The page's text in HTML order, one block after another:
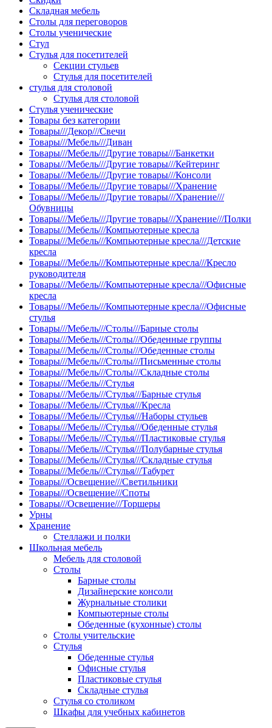
Складная мебель
Столы для переговоров
Столы ученические
Стул
Стулья для посетителей
Секции стульев
Стулья для посетителей
стулья для столовой
Стулья для столовой
Стулья ученические
Товары без категории
Товары///Декор///Свечи
Товары///Мебель///Диван
Товары///Мебель///Другие товары///Банкетки
Товары///Мебель///Другие товары///Кейтеринг
Товары///Мебель///Другие товары///Консоли
Товары///Мебель///Другие товары///Хранение
Товары///Мебель///Другие товары///Хранение///
Обувницы
Товары///Мебель///Другие товары///Хранение///Полки
Товары///Мебель///Компьютерные кресла
Товары///Мебель///Компьютерные кресла///Детские
кресла
Товары///Мебель///Компьютерные кресла///Кресло
руководителя
Товары///Мебель///Компьютерные кресла///Офисные
кресла
Товары///Мебель///Компьютерные кресла///Офисные
стулья
Товары///Мебель///Столы///Барные столы
Товары///Мебель///Столы///Обеденные группы
Товары///Мебель///Столы///Обеденные столы
Товары///Мебель///Столы///Письменные столы
Товары///Мебель///Столы///Складные столы
Товары///Мебель///Стулья
Товары///Мебель///Стулья///Барные стулья
Товары///Мебель///Стулья///Кресла
Товары///Мебель///Стулья///Наборы стульев
Товары///Мебель///Стулья///Обеденные стулья
Товары///Мебель///Стулья///Пластиковые стулья
Товары///Мебель///Стулья///Полубарные стулья
Товары///Мебель///Стулья///Складные стулья
Товары///Мебель///Стулья///Табурет
Товары///Освещение///Светильники
Товары///Освещение///Споты
Товары///Освещение///Торшеры
Урны
Хранение
Стеллажи и полки
Школьная мебель
Мебель для столовой
Столы
Барные столы
Дизайнерские консоли
Журнальные столики
Компьютерные столы
Обеденные (кухонные) столы
Столы учительские
Стулья
Обеденные стулья
Офисные стулья
Пластиковые стулья
Складные стулья
Стулья со столиком
Шкафы для учебных кабинетов